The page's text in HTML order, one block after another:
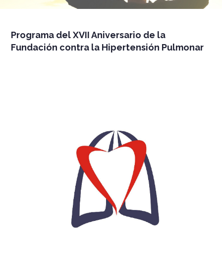
Programa del XVII Aniversario de la
Fundación contra la Hipertensión Pulmonar